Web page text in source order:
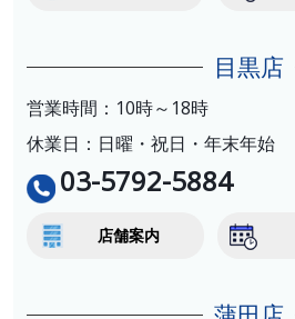
目黒店
営業時間：10時～18時
休業日：日曜・祝日・年末年始
03-5792-5884
店舗案内